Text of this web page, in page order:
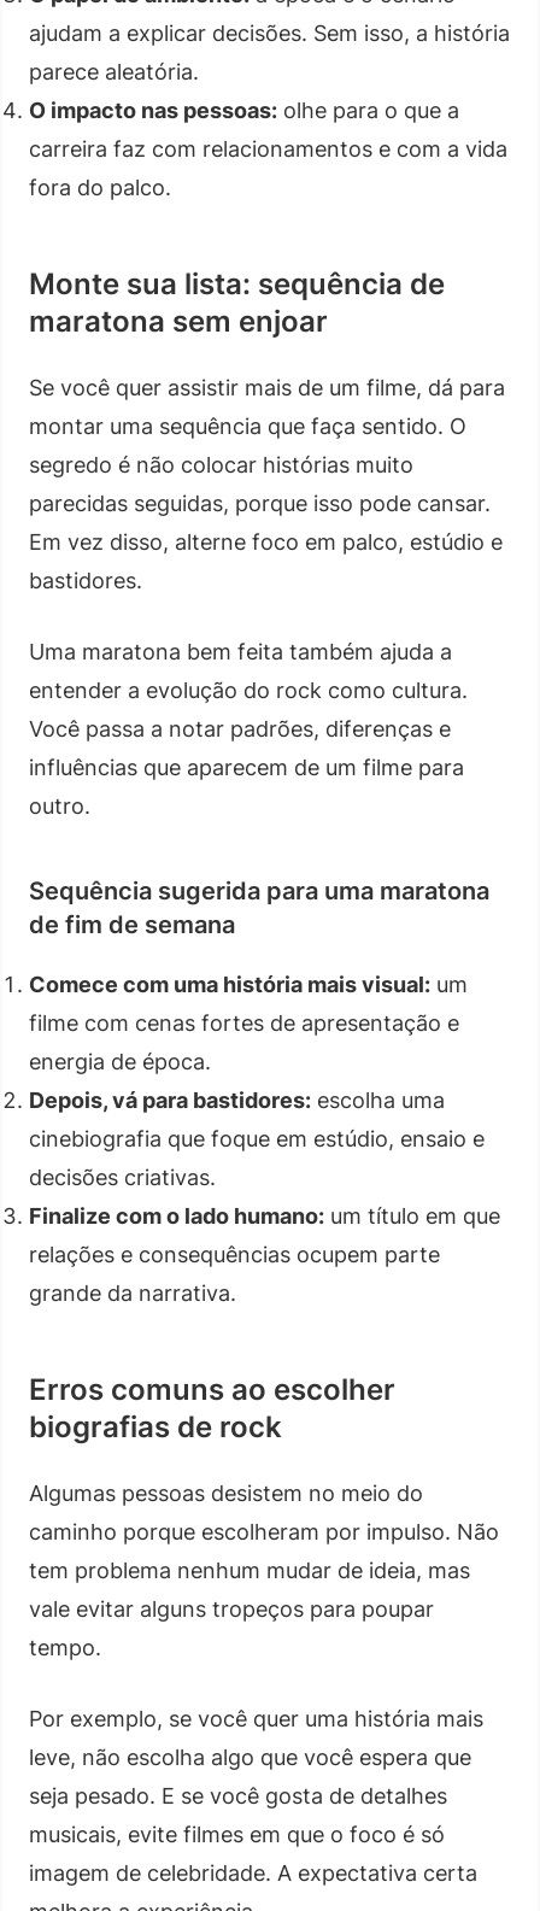
ajudam a explicar decisões. Sem isso, a história
parece aleatória.
O impacto nas pessoas: olhe para o que a
carreira faz com relacionamentos e com a vida
fora do palco.
Monte sua lista: sequência de
maratona sem enjoar
Se você quer assistir mais de um filme, dá para
montar uma sequência que faça sentido. O
segredo é não colocar histórias muito
parecidas seguidas, porque isso pode cansar.
Em vez disso, alterne foco em palco, estúdio e
bastidores.
Uma maratona bem feita também ajuda a
entender a evolução do rock como cultura.
Você passa a notar padrões, diferenças e
influências que aparecem de um filme para
outro.
Sequência sugerida para uma maratona
de fim de semana
Comece com uma história mais visual: um
filme com cenas fortes de apresentação e
energia de época.
Depois, vá para bastidores: escolha uma
cinebiografia que foque em estúdio, ensaio e
decisões criativas.
Finalize com o lado humano: um título em que
relações e consequências ocupem parte
grande da narrativa.
Erros comuns ao escolher
biografias de rock
Algumas pessoas desistem no meio do
caminho porque escolheram por impulso. Não
tem problema nenhum mudar de ideia, mas
vale evitar alguns tropeços para poupar
tempo.
Por exemplo, se você quer uma história mais
leve, não escolha algo que você espera que
seja pesado. E se você gosta de detalhes
musicais, evite filmes em que o foco é só
imagem de celebridade. A expectativa certa